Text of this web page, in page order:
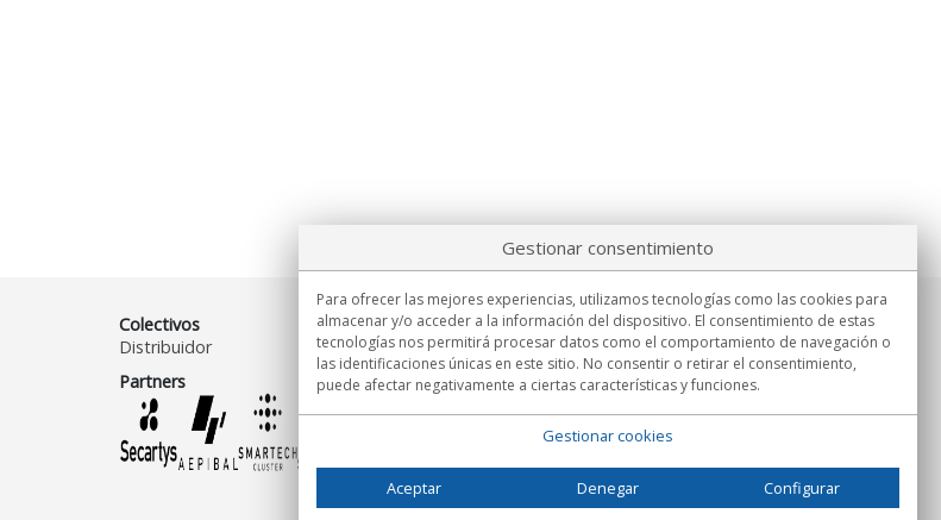
Colectivos
Distribuidor
Partners
Información
Lu.-Vi. 9:00h - 15:00h.
Entrega en
Gestionar consentimiento
Para ofrecer las mejores experiencias, utilizamos tecnologías como las cookies para
almacenar y/o acceder a la información del dispositivo. El consentimiento de estas
tecnologías nos permitirá procesar datos como el comportamiento de navegación o
las identificaciones únicas en este sitio. No consentir o retirar el consentimiento,
puede afectar negativamente a ciertas características y funciones.
Gestionar cookies
Aceptar Denegar Configurar